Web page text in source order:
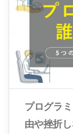
プログラ
由や挫折